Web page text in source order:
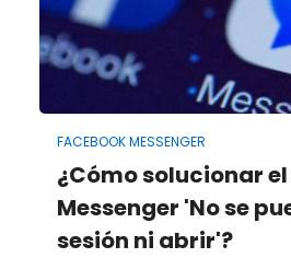
FACEBOOK MESSENGER
¿Cómo solucionar
Messenger 'No se
sesión ni abrir'?